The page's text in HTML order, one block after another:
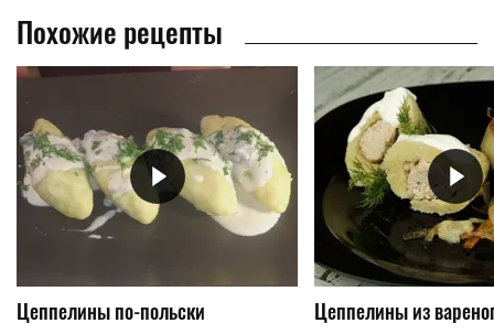
Похожие рецепты
Цеппелины по-польски Цеппелины из